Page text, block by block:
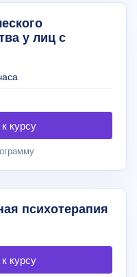
у лиц с
психотерапия